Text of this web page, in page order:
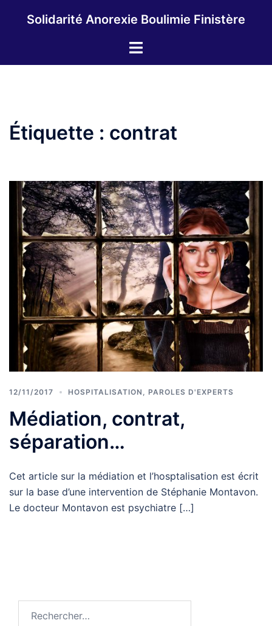
Solidarité Anorexie Boulimie Finistère
Ouvrir/fermer
Étiquette : contrat
12/11/2017 HOSPITALISATION PAROLES D'EXPERTS
Médiation, contrat,
séparation…
Cet article sur la médiation et l’hosptalisation est écrit
sur la base d’une intervention de Stéphanie Montavon.
Le docteur Montavon est psychiatre […]